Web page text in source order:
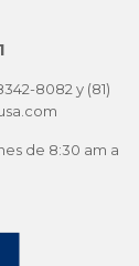
8082 y (81)
de 8:30 am a